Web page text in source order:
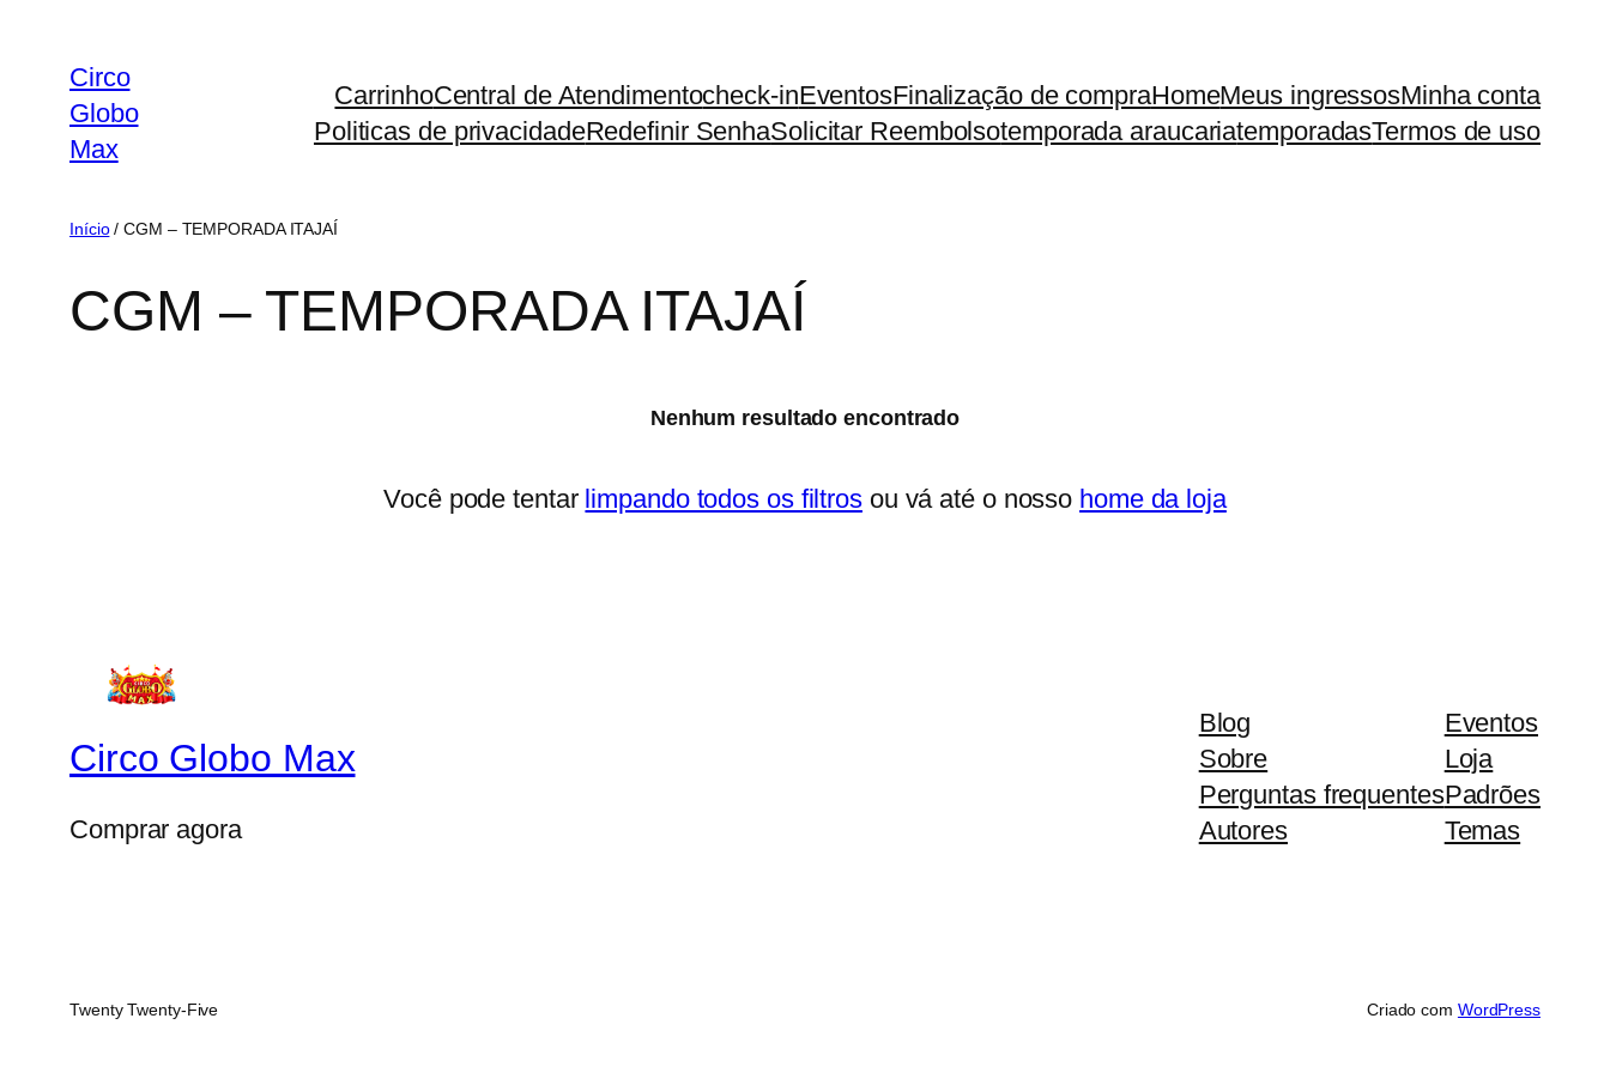
conteúdo
Circo
Globo
Max
CarrinhoCentral de Atendimentocheck-inEventosFinalização de compraHomeMeus ingressosMinha conta
Politicas de privacidadeRedefinir SenhaSolicitar Reembolsotemporada araucariatemporadasTermos de uso
Início/ CGM – TEMPORADA ITAJAÍ
CGM – TEMPORADA ITAJAÍ
Nenhum resultado encontrado
Você pode tentar limpando todos os filtrosou vá até o nosso home da loja
Circo Globo Max
Comprar agora
Blog
Sobre
Perguntas frequentes
Autores
Eventos
Loja
Padrões
Temas
Twenty Twenty-Five Criado com WordPress